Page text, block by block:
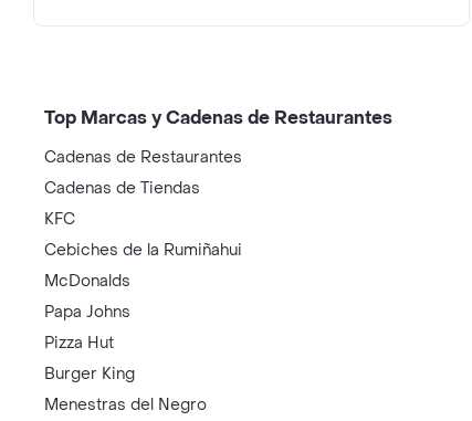
Top Marcas y Cadenas de Restaurantes
Cadenas de Restaurantes
Cadenas de Tiendas
KFC
Cebiches de la Rumiñahui
McDonalds
Papa Johns
Pizza Hut
Burger King
Menestras del Negro